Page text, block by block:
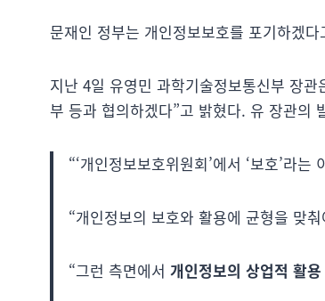
문재인 정부는 개인정보보호를 포기하겠
지난 4일 유영민 과학기술정보통신부 장관
부 등과 협의하겠다”고 밝혔다. 유 장관의
“‘개인정보보호위원회’에서 ‘보호’라
“개인정보의 보호와 활용에 균형을 맞
“그런 측면에서 개인정보의 상업적 활